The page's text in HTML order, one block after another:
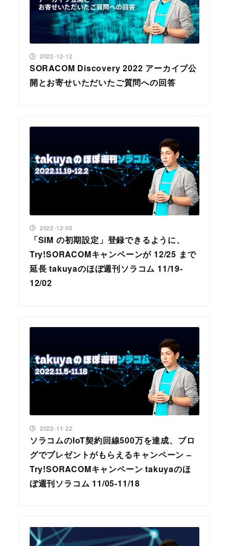
SORACOM Discovery 2022 アーカイブ公
開とお寄せいただいたご質問への回答
投稿日
2022-12-12
「SIM の初期設定」登録できるように、
Try!SORACOMキャンペーンが 12/25 まで
延長 takuyaのほぼ週刊ソラコム 11/19-
12/02
投稿日
2022-12-05
ソラコムのIoT契約回線500万を達成、ブロ
グでプレゼントがもらえるキャンペーン –
Try!SORACOMキャンペーン takuyaのほ
ぼ週刊ソラコム 11/05-11/18
投稿日
2022-11-22